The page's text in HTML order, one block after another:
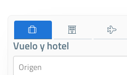
Vuelo y hotel